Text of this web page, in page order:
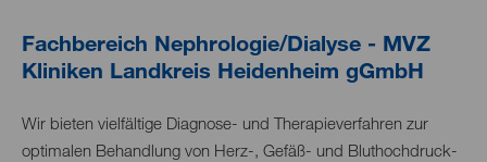
Fachbereich Nephrologie/Dialyse - MVZ
Kliniken Landkreis Heidenheim gGmbH
Wir bieten vielfältige Diagnose- und Therapieverfahren zur
optimalen Behandlung von Herz-, Gefäß- und Bluthochdruck-